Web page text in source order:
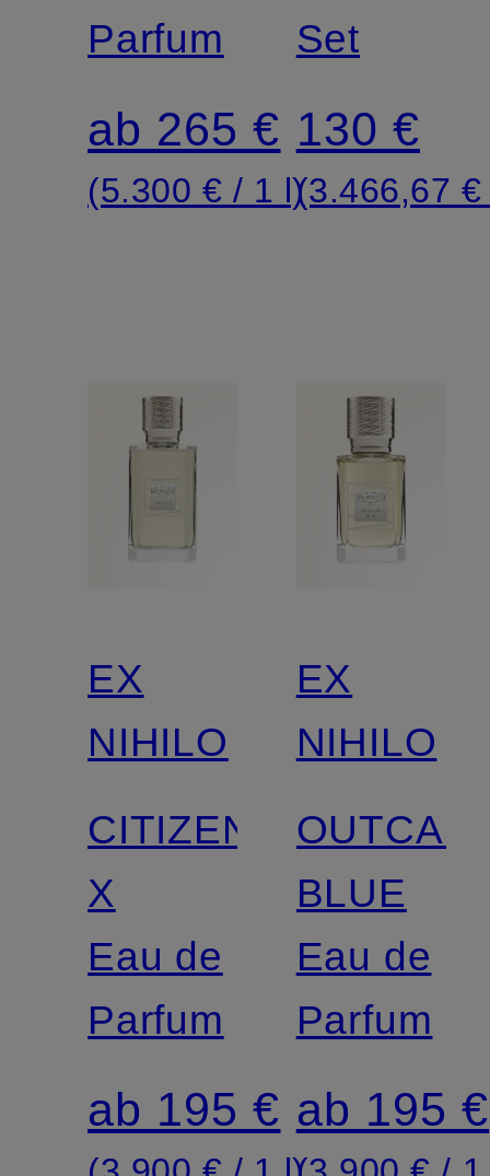
Parfum
ab 265 €
(5.300 € / 1 l)
Set
130 €
(3.466,67
EX
NIHILO
CITIZEN
X
Eau de
Parfum
ab 195 €
EX
NIHILO
BLUE
Eau de
Parfum
ab 195 €